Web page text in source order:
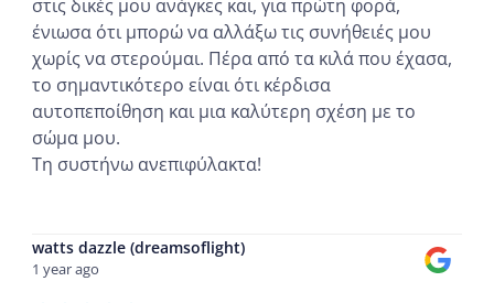
στις δικές μου ανάγκες και, για πρώτη φορά,
ένιωσα ότι μπορώ να αλλάξω τις συνήθειές μου
χωρίς να στερούμαι. Πέρα από τα κιλά που έχασα,
το σημαντικότερο είναι ότι κέρδισα
αυτοπεποίθηση και μια καλύτερη σχέση με το
σώμα μου.
Τη συστήνω ανεπιφύλακτα!
watts dazzle (dreamsoflight)
1 year ago